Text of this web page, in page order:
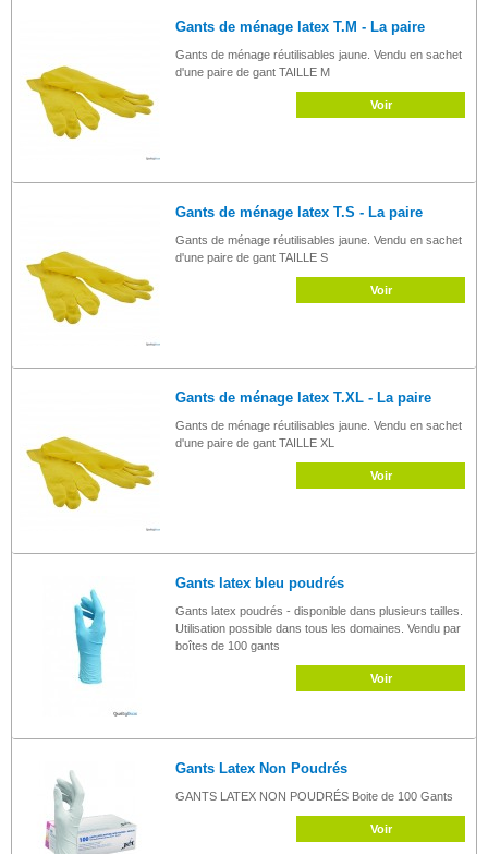
Gants de ménage latex T.M - La paire
Gants de ménage réutilisables jaune. Vendu en sachet
d'une paire de gant TAILLE M
Voir
Gants de ménage latex T.S - La paire
Gants de ménage réutilisables jaune. Vendu en sachet
d'une paire de gant TAILLE S
Voir
Gants de ménage latex T.XL - La paire
Gants de ménage réutilisables jaune. Vendu en sachet
d'une paire de gant TAILLE XL
Voir
Gants latex bleu poudrés
Gants latex poudrés - disponible dans plusieurs tailles.
Utilisation possible dans tous les domaines. Vendu par
boîtes de 100 gants
Voir
Gants Latex Non Poudrés
GANTS LATEX NON POUDRÉS Boite de 100 Gants
Voir